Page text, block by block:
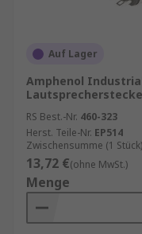
Auf Lager
Amphenol
RS Best.-Nr. 460-323
Herst. Teile-Nr. EP514
Zwischensumme (1 Stück)
13,72 €(ohne MwSt.)
Menge